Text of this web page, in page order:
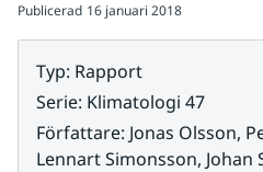
Publicerad 16 januari 2018
Typ: Rapport
Serie: Klimatologi 47
Författare: Jonas Olsson,
Lennart Simonsson, Johan